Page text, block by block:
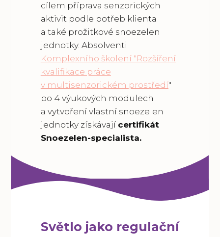
cílem příprava senzorických
aktivit podle potřeb klienta
a také prožitkové snoezelen
jednotky. Absolventi
Komplexního školení "Rozšíření
kvalifikace práce
v multisenzorickém prostředí"
po 4 výukových modulech
a vytvoření vlastní snoezelen
jednotky získávají certifikát
Snoezelen-specialista.
Světlo jako regulační